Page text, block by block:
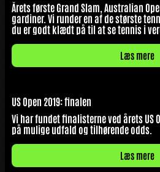
Årets første Grand Slam, Australian
gardiner. Vi runder en af de største
du er godt klædt på til at se tennis i
Læs mere
US Open 2019: finalen
Vi har fundet finalisterne ved årets US
på mulige udfald og tilhørende odds.
Læs mere